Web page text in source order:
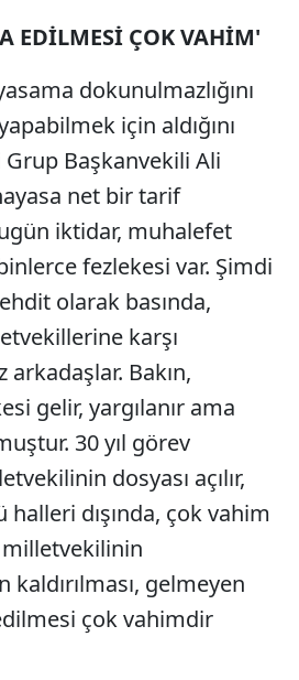
EDİLMESİ ÇOK VAHİM'
dokunulmazlığını
için aldığını
Başkanvekili Ali
net bir tarif
iktidar, muhalefet
fezlekesi var. Şimdi
olarak basında,
karşı
arkadaşlar. Bakın,
gelir, yargılanır ama
30 yıl görev
dosyası açılır,
halleri dışında, çok vahim
milletvekilinin
kaldırılması, gelmeyen
çok vahimdir